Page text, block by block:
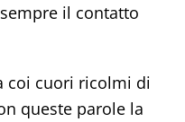
il contatto
coi cuori ricolmi di
queste parole la